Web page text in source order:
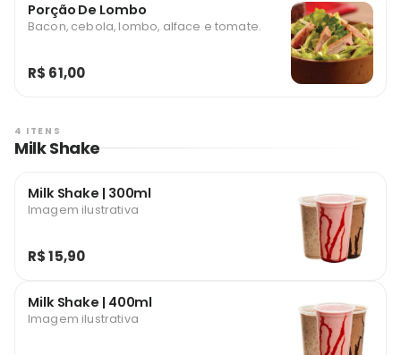
Porção De Lombo
Bacon, cebola, lombo, alface e tomate.
R$ 61,00
4 ITENS
Milk Shake
Milk Shake | 300ml
Imagem ilustrativa
R$ 15,90
Milk Shake | 400ml
Imagem ilustrativa